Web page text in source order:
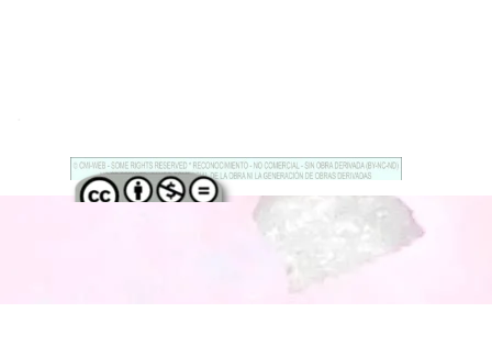
Regreso al contenido